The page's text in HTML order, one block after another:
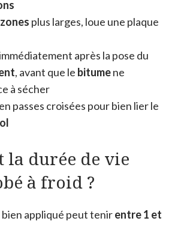
zones plus larges, loue une plaque
après la pose du
, avant que le bitumene
à sécher
passes croisées pour bien lier le
la durée de vie
à froid ?
bien appliqué peut tenirentre 1 et